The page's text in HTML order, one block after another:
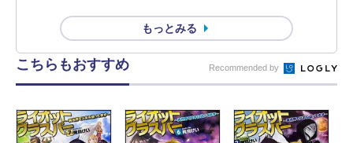
もっとみる
こちらもおすすめ Recommended by